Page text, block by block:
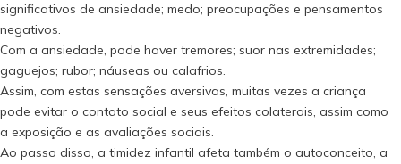
significativos de ansiedade; medo; preocupações e pensamentos
negativos.
Com a ansiedade, pode haver tremores; suor nas extremidades;
gaguejos; rubor; náuseas ou calafrios.
Assim, com estas sensações aversivas, muitas vezes a criança
pode evitar o contato social e seus efeitos colaterais, assim como
a exposição e as avaliações sociais.
Ao passo disso, a timidez infantil afeta também o autoconceito, a